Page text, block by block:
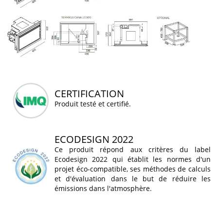
CERTIFICATION
Produit testé et certifié.
ECODESIGN 2022
Ce produit répond aux critères du label
Ecodesign 2022 qui établit les normes d'un
projet éco-compatible, ses méthodes de calculs
et d'évaluation dans le but de réduire les
émissions dans l'atmosphère.